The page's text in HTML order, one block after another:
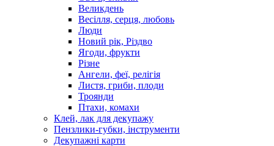
Великдень
Весілля, серця, любовь
Люди
Новий рік, Різдво
Ягоди, фрукти
Різне
Ангели, феї, релігія
Листя, гриби, плоди
Троянди
Птахи, комахи
Клей, лак для декупажу
Пензлики-губки, інструменти
Декупажні карти